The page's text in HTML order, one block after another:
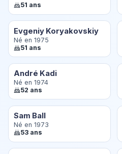
51 ans
Evgeniy Koryakovskiy
Né en 1975
51 ans
André Kadi
Né en 1974
52 ans
Sam Ball
Né en 1973
53 ans